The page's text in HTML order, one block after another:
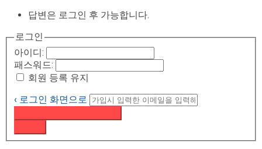
답변은 로그인 후 가능합니다.
로그인
아이디:
패스워드:
회원 등록 유지
‹ 로그인 화면으로